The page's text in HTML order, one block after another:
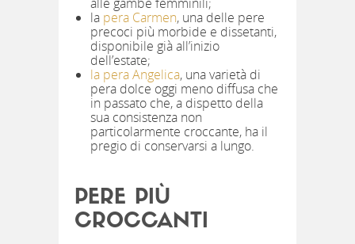
la pera Carmen, una delle pere
precoci più morbide e dissetanti,
disponibile già all’inizio
dell’estate;
la pera Angelica, una varietà di
pera dolce oggi meno diffusa che
in passato che, a dispetto della
sua consistenza non
particolarmente croccante, ha il
pregio di conservarsi a lungo.
PERE PIÙ
CROCCANTI